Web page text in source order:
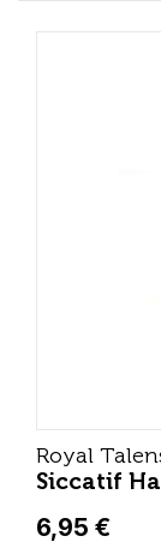
Royal
Siccatif
6,95 €